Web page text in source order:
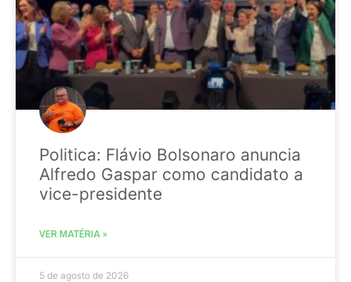
Politica: Flávio Bolsonaro anuncia
Alfredo Gaspar como candidato a
vice-presidente
VER MATÉRIA »
5 de agosto de 2026